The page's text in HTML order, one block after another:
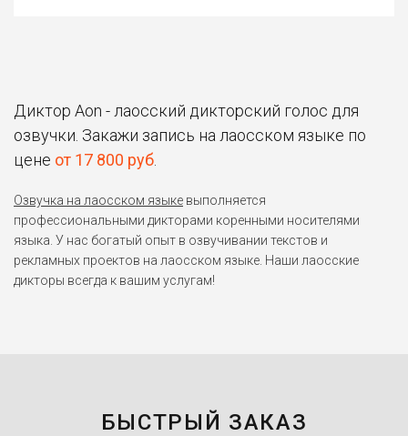
Диктор Aon - лаосский дикторский голос для
озвучки. Закажи запись на лаосском языке по
цене от 17 800 руб
Озвучка на лаосском языке выполняется
профессиональными дикторами коренными носителями
языка. У нас богатый опыт в озвучивании текстов и
рекламных проектов на лаосском языке. Наши лаосские
дикторы всегда к вашим услугам!
БЫСТРЫЙ ЗАКАЗ